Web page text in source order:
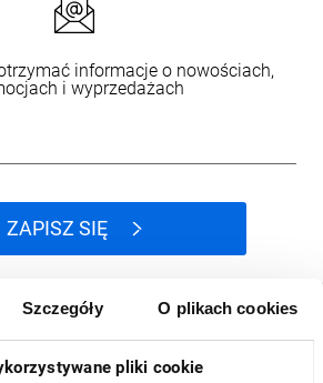
Szczegóły O plikach cookies
pliki cookie
informacje o nowościach,
i wyprzedażach
ZAPISZ SIĘ